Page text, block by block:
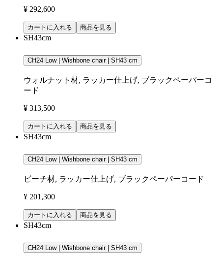
¥ 292,600
カートに入れる 商品を見る
SH43cm
CH24 Low | Wishbone chair | SH43 cm
ウォルナット材, ラッカー仕上げ, ブラックペーパーコ
ード
¥ 313,500
カートに入れる 商品を見る
SH43cm
CH24 Low | Wishbone chair | SH43 cm
ビーチ材, ラッカー仕上げ, ブラックペーパーコード
¥ 201,300
カートに入れる 商品を見る
SH43cm
CH24 Low | Wishbone chair | SH43 cm